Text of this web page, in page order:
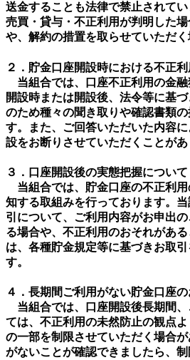
送金することも法律で禁止されて
売買・貸与・不正利用が判明した
や、解約の措置を取らせていただく
２．貯金口座開設時における不正
当組合では、口座不正利用の金
開設時または開設後、法令等に基
のため種々の聞き取りや確認書類
す。また、ご回答いただいた内容
設をお断りさせていただくことがあ
３．口座開設後の実態把握について
当組合では、貯金口座の不正利
知する取組みを行っております。
引について、ご利用内容がお申出
る場合や、不正利用のおそれがあ
は、各種貯金規定等に基づきお取
す。
４．長期間ご利用がない貯金口座
当組合では、口座開設後長期間
ては、不正利用の未然防止の観点よ
の一部を制限させていただく場合
がないことが確認できましたら、